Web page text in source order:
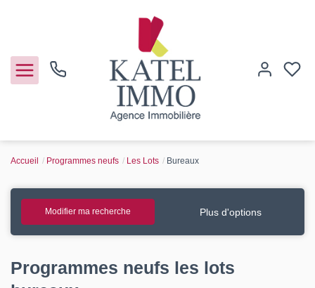
Vendre
Accueil Programmes neufs Les Lots Bureaux
Modifier ma recherche Plus d'options
Programmes neufs les lots